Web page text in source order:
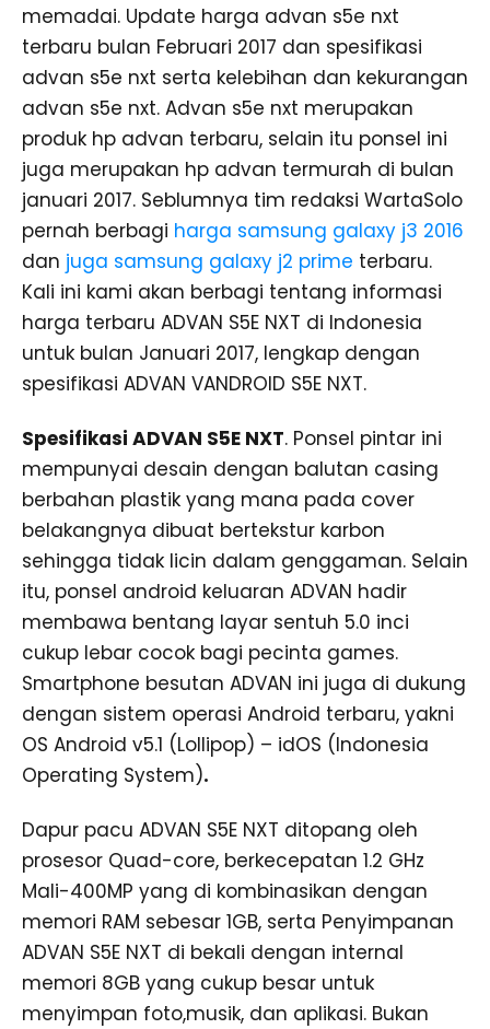
memadai. Update harga advan s5e nxt
terbaru bulan Februari 2017 dan spesifikasi
advan s5e nxt serta kelebihan dan kekurangan
advan s5e nxt. Advan s5e nxt merupakan
produk hp advan terbaru, selain itu ponsel ini
juga merupakan hp advan termurah di bulan
januari 2017. Seblumnya tim redaksi WartaSolo
pernah berbagi harga samsung galaxy j3 2016
dan juga samsung galaxy j2 prime terbaru.
Kali ini kami akan berbagi tentang informasi
harga terbaru ADVAN S5E NXT di Indonesia
untuk bulan Januari 2017, lengkap dengan
spesifikasi ADVAN VANDROID S5E NXT.
Spesifikasi ADVAN S5E NXT. Ponsel pintar ini
mempunyai desain dengan balutan casing
berbahan plastik yang mana pada cover
belakangnya dibuat bertekstur karbon
sehingga tidak licin dalam genggaman. Selain
itu, ponsel android keluaran ADVAN hadir
membawa bentang layar sentuh 5.0 inci
cukup lebar cocok bagi pecinta games.
Smartphone besutan ADVAN ini juga di dukung
dengan sistem operasi Android terbaru, yakni
OS Android v5.1 (Lollipop) – idOS (Indonesia
Operating System).
Dapur pacu ADVAN S5E NXT ditopang oleh
prosesor Quad-core, berkecepatan 1.2 GHz
Mali-400MP yang di kombinasikan dengan
memori RAM sebesar 1GB, serta Penyimpanan
ADVAN S5E NXT di bekali dengan internal
memori 8GB yang cukup besar untuk
menyimpan foto,musik, dan aplikasi. Bukan